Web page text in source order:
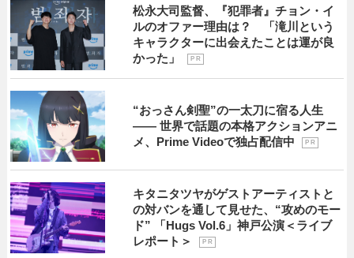
松永大司監督、『犯罪者』チョン・イ
ルのオファー理由は？ 「滝川という
キャラクターに出会えたことは運が良
かった」
P R
“おっさん剣聖”の一太刀に宿る人生
―― 世界で話題の本格アクションアニ
メ、Prime Videoで独占配信中
P R
キタニタツヤがゲストアーティストと
の対バンを通して見せた、“攻めのモー
ド” 「Hugs Vol.6」神戸公演＜ライブ
レポート＞
P R